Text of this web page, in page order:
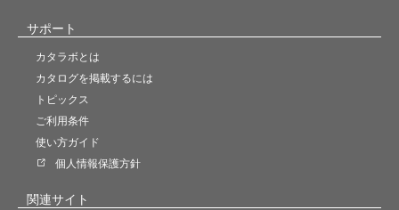
サポート
カタラボとは
カタログを掲載するには
トピックス
ご利用条件
使い方ガイド
個人情報保護方針
関連サイト